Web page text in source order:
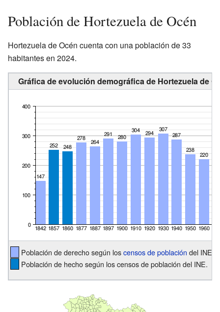
Población de Hortezuela de Océn
Hortezuela de Océn cuenta con una población de 33
habitantes en 2024.
Gráfica de evolución demográfica de Hortezuela de
Población de derecho según loscensos de población del INE.
Población de hecho según los censos de población del INE.